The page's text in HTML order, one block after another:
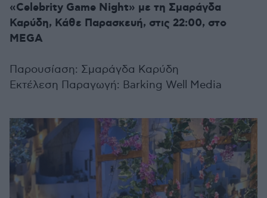
«Celebrity Game Night» με τη Σμαράγδα
Καρύδη, Κάθε Παρασκευή, στις 22:00, στο
MEGA
Παρουσίαση: Σμαράγδα Καρύδη
Εκτέλεση Παραγωγή: Barking Well Media